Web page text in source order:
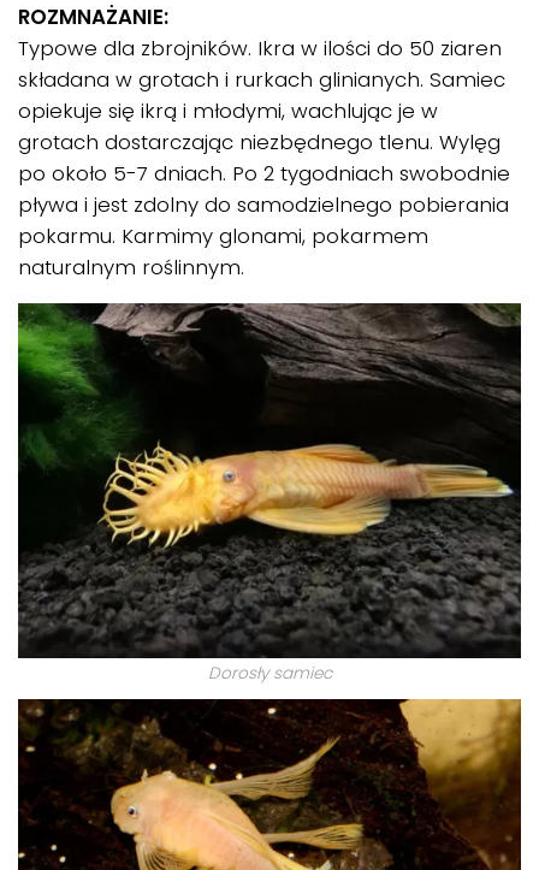
ROZMNAŻANIE:
Typowe dla zbrojników. Ikra w ilości do 50 ziaren
składana w grotach i rurkach glinianych. Samiec
opiekuje się ikrą i młodymi, wachlując je w
grotach dostarczając niezbędnego tlenu. Wylęg
po około 5-7 dniach. Po 2 tygodniach swobodnie
pływa i jest zdolny do samodzielnego pobierania
pokarmu. Karmimy glonami, pokarmem
naturalnym roślinnym.
Dorosły samiec